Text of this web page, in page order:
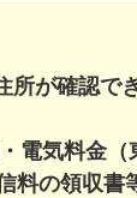
所が確認で
電気料金（
料の領収書